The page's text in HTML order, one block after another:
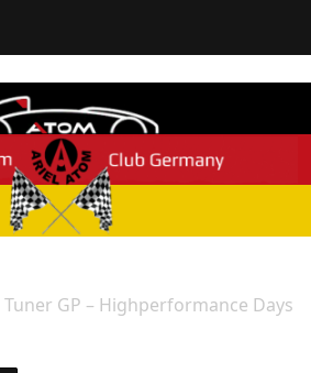
GP – Highperformance Days